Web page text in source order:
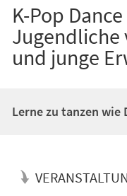
K-Pop
Jugendliche
und junge
Lerne zu tanzen wie